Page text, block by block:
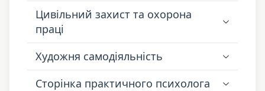
Цивільний захист та охорона
праці
Художня самодіяльність
Сторінка практичного психолога